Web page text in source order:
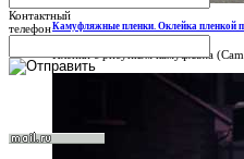
Камуфляжные пленки. Оклейка пленкой
Пленки с рисунком камуфляжа
Контактный
телефон